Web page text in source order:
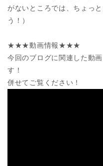
がないところでは、ちょっ
う！）
★★★動画情報★★★
今回のブログに関連した動
す！
併せてご覧ください！